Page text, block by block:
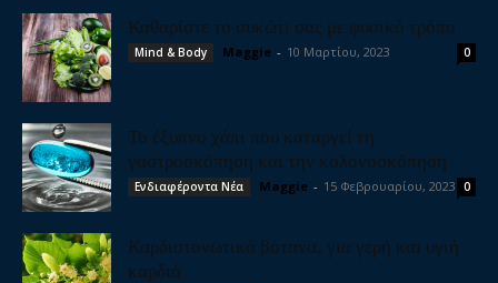
Καθαρίστε το συκώτι σας με φυσικό τρόπο
Mind & Body Maggie - 10 Μαρτίου, 2023 0
Το έξυπνο χάπι που καταργεί τη
γαστροσκόπηση και την κολονοσκόπηση
Ενδιαφέροντα Νέα Maggie - 15 Φεβρουαρίου, 2023 0
Καρδιοτονωτικά βότανα, για γερή και υγιή
καρδιά